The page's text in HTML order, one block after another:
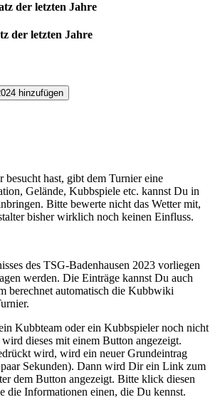
der letzten Jahre
der letzten Jahre
hinzufügen
besucht hast, gibt dem Turnier eine
Gelände, Kubbspiele etc. kannst Du in
Bitte bewerte nicht das Wetter mit,
bisher wirklich noch keinen Einfluss.
des TSG-Badenhausen 2023 vorliegen
werden. Die Einträge kannst Du auch
berechnet automatisch die Kubbwiki
Kubbteam oder ein Kubbspieler noch nicht
dieses mit einem Button angezeigt.
wird, wird ein neuer Grundeintrag
Sekunden). Dann wird Dir ein Link zum
dem Button angezeigt. Bitte klick diesen
die Informationen einen, die Du kennst.